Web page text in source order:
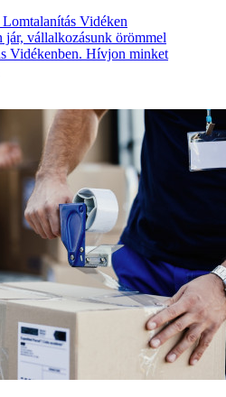
Vidéken
jár, vállalkozásunk örömmel
Vidékenben. Hívjon minket